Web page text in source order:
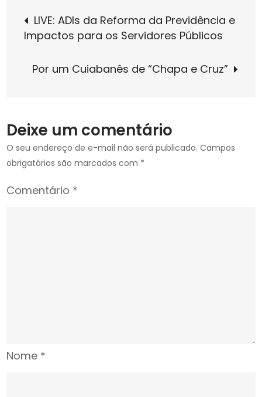
Navegação
de
Post
LIVE: ADIs da Reforma da Previdência e
Impactos para os Servidores Públicos
Por um Cuiabanês de “Chapa e Cruz”
Deixe um comentário
O seu endereço de e-mail não será publicado. Campos
obrigatórios são marcados com *
Comentário *
Nome *